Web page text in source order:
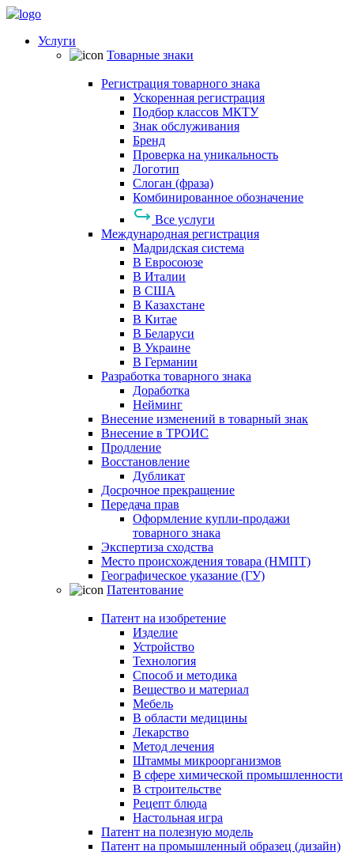
Услуги
Товарные знаки
Регистрация товарного знака
Ускоренная регистрация
Подбор классов МКТУ
Знак обслуживания
Бренд
Проверка на уникальность
Логотип
Слоган (фраза)
Комбинированное обозначение
Все услуги
Международная регистрация
Мадридская система
В Евросоюзе
В Италии
В США
В Казахстане
В Китае
В Беларуси
В Украине
В Германии
Разработка товарного знака
Доработка
Нейминг
Внесение изменений в товарный знак
Внесение в ТРОИС
Продление
Восстановление
Дубликат
Досрочное прекращение
Передача прав
Оформление купли-продажи
товарного знака
Экспертиза сходства
Место происхождения товара (НМПТ)
Географическое указание (ГУ)
Патентование
Патент на изобретение
Изделие
Устройство
Технология
Способ и методика
Вещество и материал
Мебель
В области медицины
Лекарство
Метод лечения
Штаммы микроорганизмов
В сфере химической промышленности
В строительстве
Рецепт блюда
Настольная игра
Патент на полезную модель
Патент на промышленный образец (дизайн)